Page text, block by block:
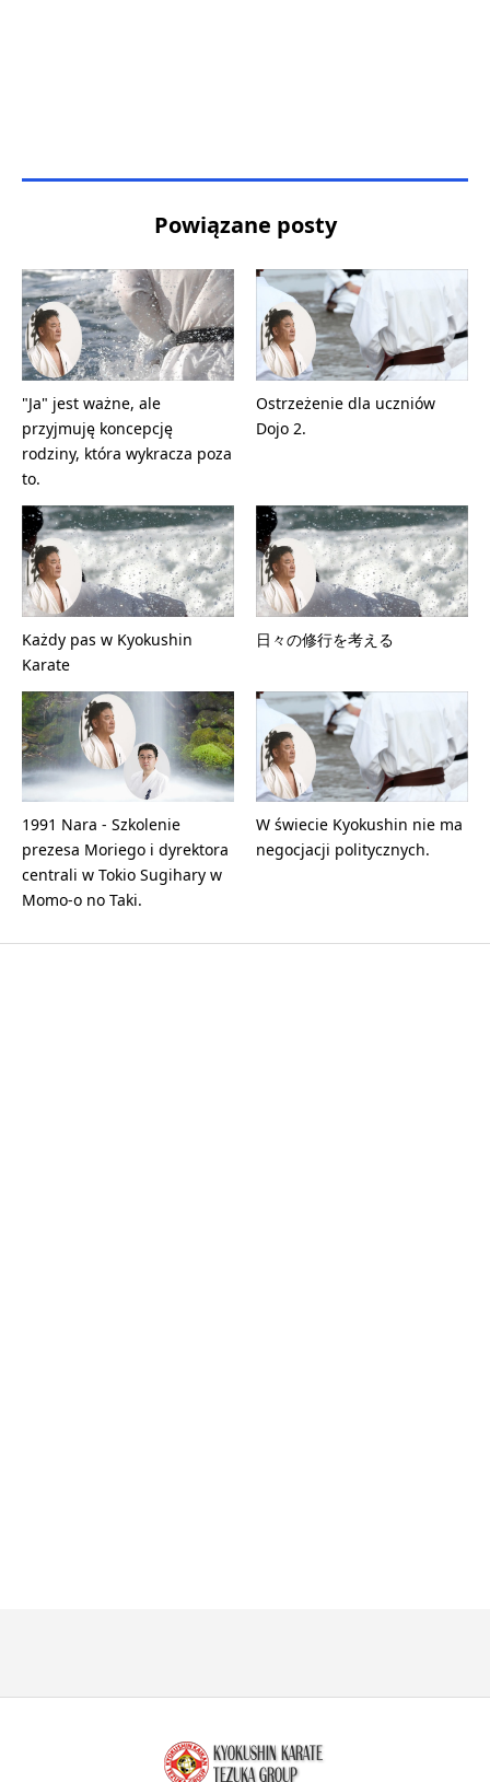
Powiązane posty
"Ja" jest ważne, ale
przyjmuję koncepcję
rodziny, która wykracza poza
to.
Ostrzeżenie dla uczniów
Dojo 2.
Każdy pas w Kyokushin
Karate
日々の修行を考える
1991 Nara - Szkolenie
prezesa Moriego i dyrektora
centrali w Tokio Sugihary w
Momo-o no Taki.
W świecie Kyokushin nie ma
negocjacji politycznych.